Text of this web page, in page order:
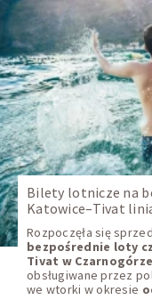
bezpośrednie loty
Tivat w
Promocja
Bilety lotnicze na
Katowice–Tivat
Rozpoczęła się
bezpośrednie loty
Tivat w
obsługiwane przez
we wtorki w okresie
bezpośrednie loty
Tivat w